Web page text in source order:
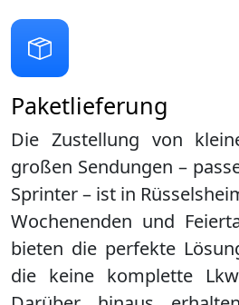
Paketlieferung
Die Zustellung von
großen Sendungen –
Sprinter – ist in
Wochenenden und
bieten die perfekte
die keine komplette